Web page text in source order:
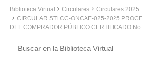
Biblioteca Virtual Circulares
Circulares 2025
CIRCULAR STLCC-ONCAE-025-2025
DEL COMPRADOR PÚBLICO CERTIFICADO